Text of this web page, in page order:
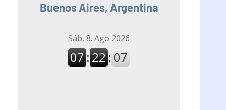
Buenos Aires, Argentina